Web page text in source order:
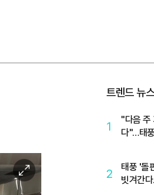
이
미
트렌드 뉴스
1
"다음 주
다"…태
2
태풍 '돌
빗겨간